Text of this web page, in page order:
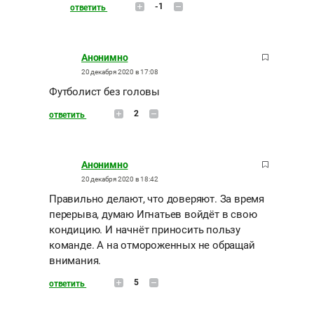
ответить -1
Анонимно
20 декабря 2020 в 17:08
Футболист без головы
ответить 2
Анонимно
20 декабря 2020 в 18:42
Правильно делают, что доверяют. За время
перерыва, думаю Игнатьев войдёт в свою
кондицию. И начнёт приносить пользу
команде. А на отмороженных не обращай
внимания.
ответить 5